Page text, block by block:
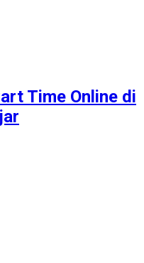
Time Online di